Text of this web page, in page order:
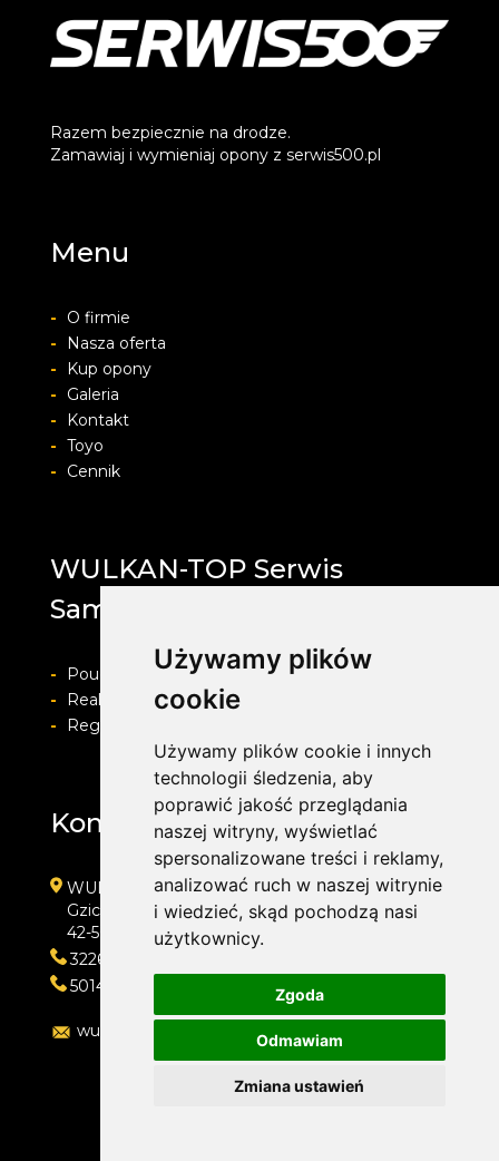
Używamy plików
cookie
Używamy plików cookie i innych
technologii śledzenia, aby
poprawić jakość przeglądania
naszej witryny, wyświetlać
spersonalizowane treści i reklamy,
analizować ruch w naszej witrynie
i wiedzieć, skąd pochodzą nasi
użytkownicy.
Zgoda
Odmawiam
Zmiana ustawień
Razem bezpiecznie na drodze.
Zamawiaj i wymieniaj opony z serwis500.pl
Menu
-
O firmie
-
Nasza oferta
-
Kup opony
-
Galeria
-
Kontakt
- Toyo
-
Cennik
WULKAN-TOP Serwis
Samochodowy
-
Pouczenie o prawie do odstapienia od umowy
-
Realizacja zamówienia i formy płatności
-
Regulamin i Polityka prywatności
Kontakt
WULKAN-TOP Serwis Samochodowy
Gzichowska 108
42-504 Będzin
322692033
501410313
wulkan-top@wp.pl